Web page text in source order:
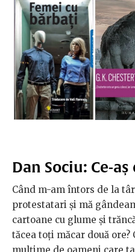
Dan Sociu: Ce-
Când m-am întors de la
protestatari și mă
cartoane cu glume și
tăcea toți măcar două ore?